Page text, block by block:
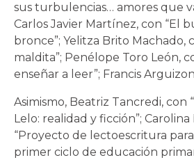
sus turbulencias… amores que
Carlos Javier Martínez, con “El
bronce”; Yelitza Brito Machado,
maldita”; Penélope Toro León,
enseñar a leer”; Francis
Asimismo, Beatriz Tancredi, con
Lelo: realidad y ficción”; Carolina
“Proyecto de lectoescritura para
primer ciclo de educación